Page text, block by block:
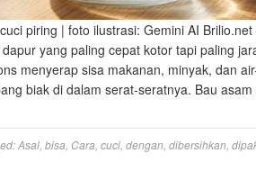
piring | foto ilustrasi: Gemini AI
yang paling cepat kotor tapi paling
menyerap sisa makanan, minyak, dan
biak di dalam serat-seratnya. Bau
Asal, bisa, Cara, cuci, dengan, dibersihkan,